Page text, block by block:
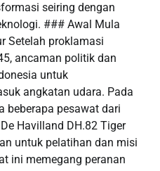
seiring dengan
### Awal Mula
Setelah proklamasi
ancaman politik dan
untuk
angkatan udara. Pada
beberapa pesawat dari
Havilland DH.82 Tiger
untuk pelatihan dan misi
ini memegang peranan